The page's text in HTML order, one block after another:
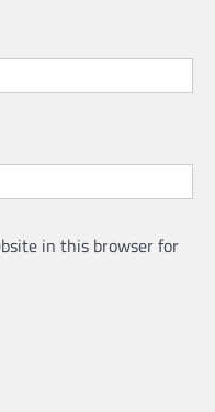
in this browser for